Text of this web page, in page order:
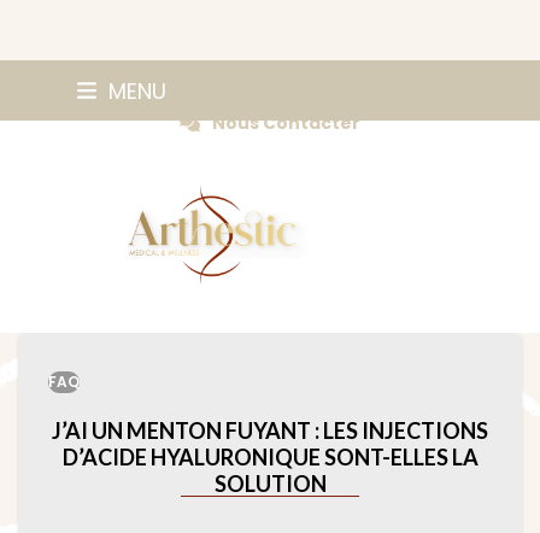
MENU
Nous Contacter
FAQ
J’AI UN MENTON FUYANT : LES INJECTIONS
D’ACIDE HYALURONIQUE SONT-ELLES LA
SOLUTION